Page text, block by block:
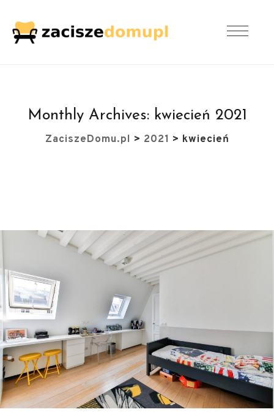
Monthly Archives: kwiecień 2021
ZaciszeDomu.pl > 2021 > kwiecień